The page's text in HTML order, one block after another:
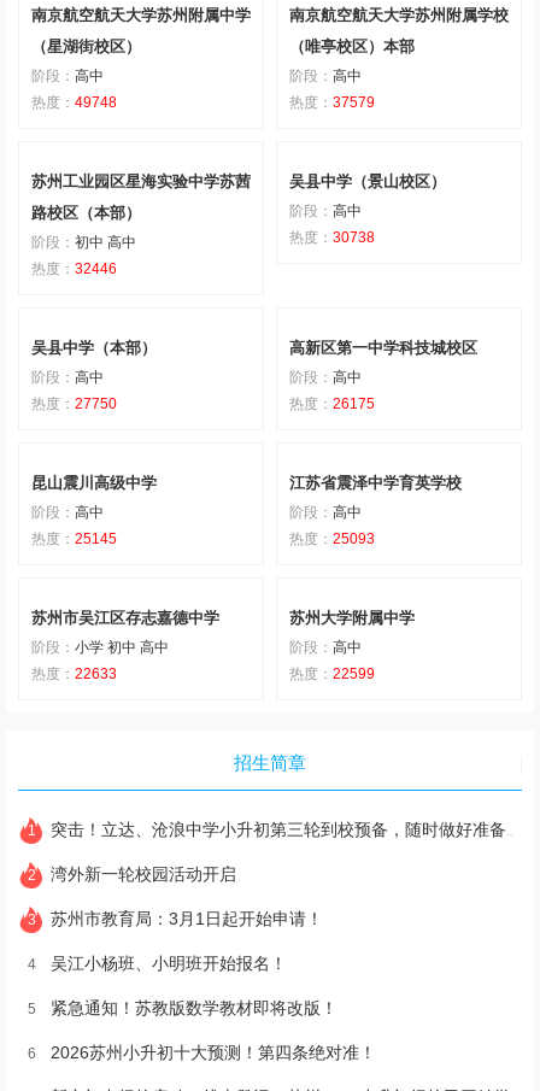
南京航空航天大学苏州附属中学
（星湖街校区）
阶段： 高中
热度： 49748
南京航空航天大学苏州附属学校
（唯亭校区）本部
阶段： 高中
热度： 37579
苏州工业园区星海实验中学苏茜
路校区（本部）
阶段： 初中 高中
热度： 32446
吴县中学（景山校区）
阶段： 高中
热度： 30738
吴县中学（本部）
阶段： 高中
热度： 27750
高新区第一中学科技城校区
阶段： 高中
热度： 26175
昆山震川高级中学
阶段： 高中
热度： 25145
江苏省震泽中学育英学校
阶段： 高中
热度： 25093
苏州市吴江区存志嘉德中学
阶段： 小学 初中 高中
热度： 22633
苏州大学附属中学
阶段： 高中
热度： 22599
招生简章
1 突击！立达、沧浪中学小升初第三轮到校预备，随时做好准备！
2 湾外新一轮校园活动开启
3 苏州市教育局：3月1日起开始申请！
4 吴江小杨班、小明班开始报名！
5 紧急通知！苏教版数学教材即将改版！
6 2026苏州小升初十大预测！第四条绝对准！